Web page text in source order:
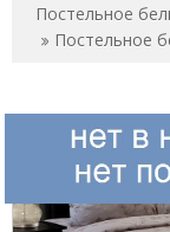
Постельное
Постельное